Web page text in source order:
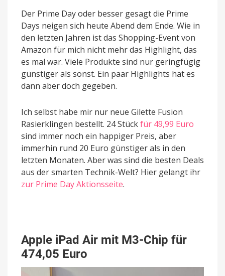
Der Prime Day oder besser gesagt die Prime
Days neigen sich heute Abend dem Ende. Wie in
den letzten Jahren ist das Shopping-Event von
Amazon für mich nicht mehr das Highlight, das
es mal war. Viele Produkte sind nur geringfügig
günstiger als sonst. Ein paar Highlights hat es
dann aber doch gegeben.
Ich selbst habe mir nur neue Gilette Fusion
Rasierklingen bestellt. 24 Stückfür 49,99 Euro
sind immer noch ein happiger Preis, aber
immerhin rund 20 Euro günstiger als in den
letzten Monaten. Aber was sind die besten Deals
aus der smarten Technik-Welt? Hier gelangt ihr
zur Prime Day Aktionsseite.
Apple iPad Air mit M3-Chip für
474,05 Euro